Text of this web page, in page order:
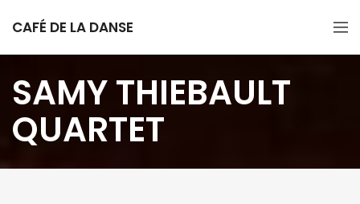
CAFÉ DE LA DANSE
SAMY THIEBAULT
QUARTET